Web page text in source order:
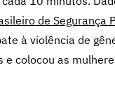
de Segurança
à violência de
e colocou as